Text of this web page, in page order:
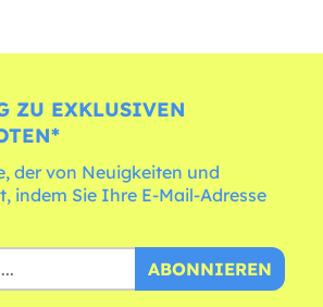
ZU EXKLUSIVEN
der von Neuigkeiten und
indem Sie Ihre E-Mail-Adresse
ABONNIEREN